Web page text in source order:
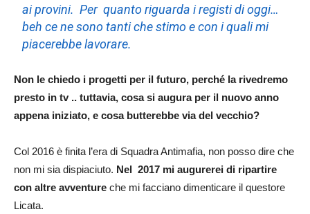
ai provini. Per quanto riguarda i registi di oggi…
beh ce ne sono tanti che stimo e con i quali mi
piacerebbe lavorare.
Non le chiedo i progetti per il futuro, perché la rivedremo
presto in tv .. tuttavia, cosa si augura per il nuovo anno
appena iniziato, e cosa butterebbe via del vecchio?
Col 2016 è finita l’era di Squadra Antimafia, non posso dire che
non mi sia dispiaciuto. Nel 2017 mi augurerei di ripartire
con altre avventure che mi facciano dimenticare il questore
Licata.